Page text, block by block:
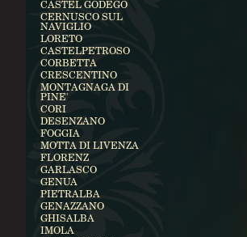
CASTEL GODEGO
CERNUSCO SUL
NAVIGLIO
LORETO
CASTELPETROSO
CORBETTA
CRESCENTINO
MONTAGNAGA DI
PINE'
CORI
DESENZANO
FOGGIA
MOTTA DI LIVENZA
FLORENZ
GARLASCO
GENUA
PIETRALBA
GENAZZANO
GHISALBA
IMOLA